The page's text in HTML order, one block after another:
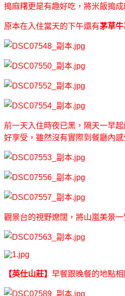
搗麻糬更是有趣好吃，將米飯搗
原本在入住當天的下午還有茅草
前一天入住時夜已黑，隔天一早
好享受，雖然沒有實際到餐廳內
觀景台的視野遼闊，將山嵐美景
【英仕山莊】 早餐跟晚餐的地點